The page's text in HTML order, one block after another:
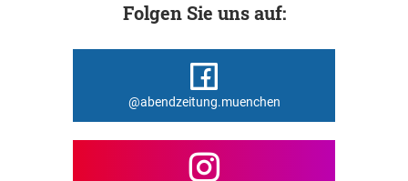
Folgen Sie uns auf:
@abendzeitung.muenchen